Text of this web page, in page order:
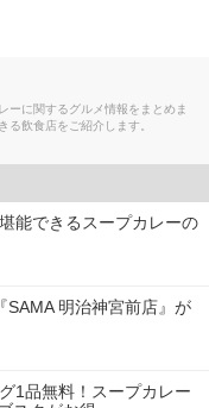
ーに関するグルメ情報をまとめま
る飲食店をご紹介します。
能できるスープカレーの
明治神宮前店』が
1品無料！スープカレー